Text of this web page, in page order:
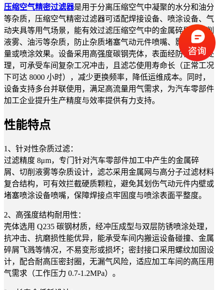
压缩空气精密过滤器是用于分离压缩空气中凝聚的水分和油分
等杂质，压缩空气精密过滤器可适配焊接设备、喷涂设备、气
动夹具等用气场景，能有效过滤压缩空气中的金属碎屑、切削
液雾、油污等杂质，防止杂质堵塞气动元件喷嘴、影响焊接质
量或喷涂效果。设备采用高强度碳钢壳体，表面经防锈喷涂处
理，可承受车间复杂工况冲击，且滤芯使用寿命长（正常工况
下可达 8000 小时），减少更换频率，降低运维成本。同时，
设备支持多台并联使用，满足高流量用气需求，为汽车零部件
加工企业提升生产精度与效率提供有力支持。
性能特点
1、针对性杂质过滤：
过滤精度 8μm，专门针对汽车零部件加工中产生的金属碎
屑、切削液雾等杂质设计，滤芯采用金属网与高分子过滤材料
复合结构，可有效拦截硬质颗粒，避免其划伤气动元件内壁或
堵塞喷涂设备喷嘴，保障焊接点牢固度与喷涂表面平整度。
2、高强度结构耐用性：
壳体选用 Q235 碳钢材质，经冲压成型与双层防锈喷涂处理，
抗冲击、抗磨损性能优异，能承受车间内搬运设备碰撞、金属
碎屑飞溅等情况，不易变形或损坏；密封接口采用螺纹加固设
计，配合耐高压密封圈，无漏气风险，适应加工车间的高压用
气需求（工作压力 0.7-1.2MPa）。